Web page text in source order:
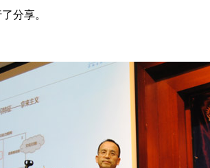
分享。